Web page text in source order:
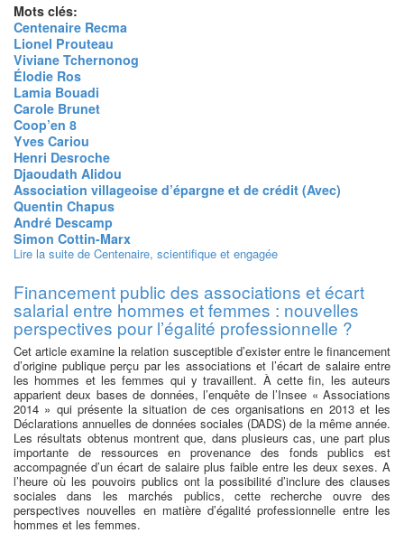
Mots clés:
Centenaire Recma
Lionel Prouteau
Viviane Tchernonog
Élodie Ros
Lamia Bouadi
Carole Brunet
Coop’en 8
Yves Cariou
Henri Desroche
Djaoudath Alidou
Association villageoise d’épargne et de crédit (Avec)
Quentin Chapus
André Descamp
Simon Cottin-Marx
Lire la suite de Centenaire, scientifique et engagée
Financement public des associations et écart
salarial entre hommes et femmes : nouvelles
perspectives pour l’égalité professionnelle ?
Cet article examine la relation susceptible d’exister entre le financement
d’origine publique perçu par les associations et l’écart de salaire entre
les hommes et les femmes qui y travaillent. À cette fin, les auteurs
apparient deux bases de données, l’enquête de l’Insee « Associations
2014 » qui présente la situation de ces organisations en 2013 et les
Déclarations annuelles de données sociales (DADS) de la même année.
Les résultats obtenus montrent que, dans plusieurs cas, une part plus
importante de ressources en provenance des fonds publics est
accompagnée d’un écart de salaire plus faible entre les deux sexes. A
l’heure où les pouvoirs publics ont la possibilité d’inclure des clauses
sociales dans les marchés publics, cette recherche ouvre des
perspectives nouvelles en matière d’égalité professionnelle entre les
hommes et les femmes.